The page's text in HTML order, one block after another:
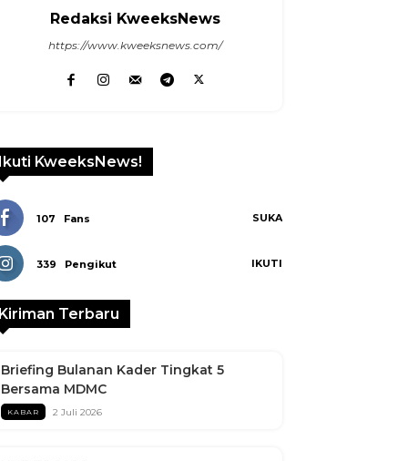
Redaksi KweeksNews
https://www.kweeksnews.com/
Ikuti KweeksNews!
107 Fans SUKA
339 Pengikut IKUTI
Kiriman Terbaru
Briefing Bulanan Kader Tingkat 5
Bersama MDMC
KABAR 2 Juli 2026